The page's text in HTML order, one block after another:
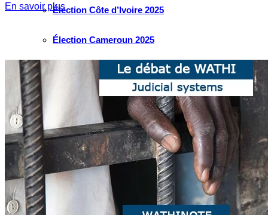
Élection Côte d’Ivoire 2025
Élection Cameroun 2025
Élection Ghana 2024
Élection Mauritanie 2024
Élection Tchad 2024
Election Nigéria 2023
Les défis liés à l’eau en Afrique de l’Ouest
En savoir plus